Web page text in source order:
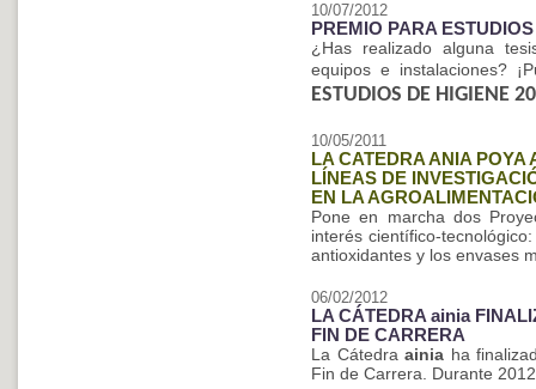
10/07/2012
PREMIO PARA
¿Has realizado alguna
equipos e instalaciones?
ESTUDIOS DE HIGIENE
10/05/2011
LA CATEDRA ANIA
LÍNEAS DE
EN LA
Pone en marcha dos
interés científico-
antioxidantes y los envases
06/02/2012
LA CÁTEDRA ainia
FIN DE CARRERA
La Cátedraainia ha
Fin de Carrera. Durante